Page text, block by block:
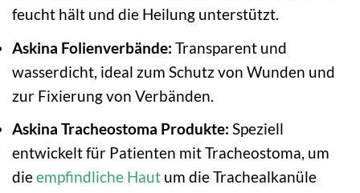
feucht hält und die Heilung unterstützt.
Askina Folienverbände: Transparent und
wasserdicht, ideal zum Schutz von Wunden und
zur Fixierung von Verbänden.
Askina Tracheostoma Produkte: Speziell
entwickelt für Patienten mit Tracheostoma, um
dieempfindliche Haut um die Trachealkanüle